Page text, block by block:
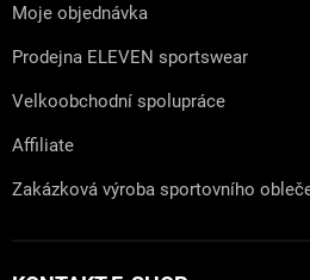
Moje objednávka
Prodejna ELEVEN sportswear
Velkoobchodní spolupráce
Affiliate
Zakázková výroba sportovního